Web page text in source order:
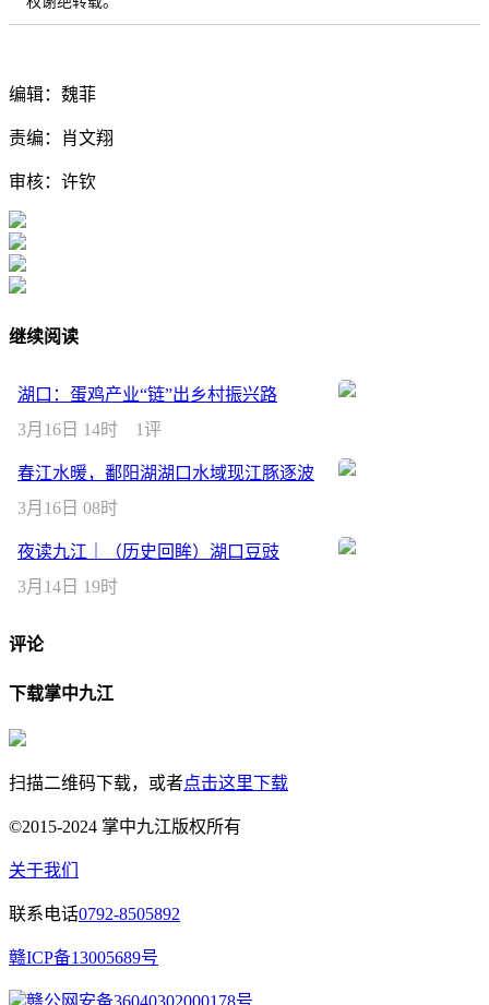
编辑：魏菲
责编：肖文翔
审核：许钦
继续阅读
湖口：蛋鸡产业“链”出乡村振兴路
3月16日 14时
1评
春江水暖，鄱阳湖湖口水域现江豚逐波
3月16日 08时
夜读九江｜（历史回眸）湖口豆豉
3月14日 19时
评论
下载掌中九江
扫描二维码下载，或者点击这里下载
©2015-2024 掌中九江版权所有
关于我们
联系电话0792-8505892
赣ICP备13005689号
赣公网安备36040302000178号